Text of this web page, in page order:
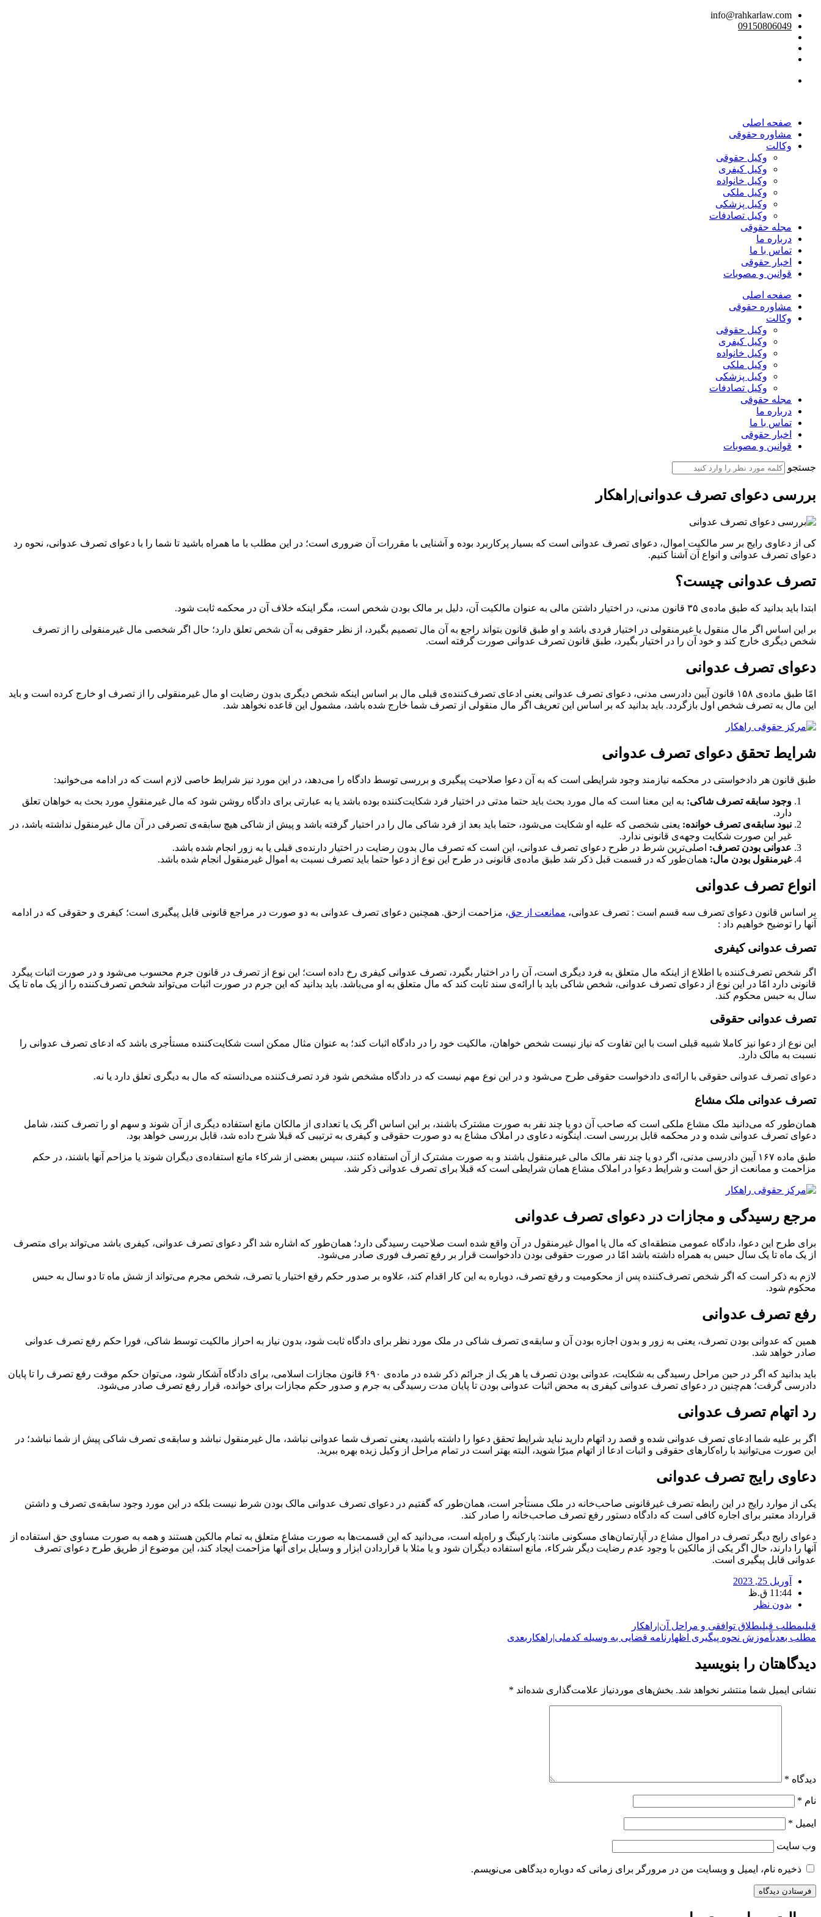
info@rahkarlaw.com
09150806049
صفحه اصلی
مشاوره حقوقی
وکالت
وکیل حقوقی
وکیل کیفری
وکیل خانواده
وکیل ملکی
وکیل پزشکی
وکیل تصادفات
مجله حقوقی
درباره ما
تماس با ما
اخبار حقوقی
قوانین و مصوبات
صفحه اصلی
مشاوره حقوقی
وکالت
وکیل حقوقی
وکیل کیفری
وکیل خانواده
وکیل ملکی
وکیل پزشکی
وکیل تصادفات
مجله حقوقی
درباره ما
تماس با ما
اخبار حقوقی
قوانین و مصوبات
جستجو
بررسی دعوای تصرف عدوانی|راهکار
کی از دعاوی رایج بر سر مالکیت اموال، دعوای تصرف عدوانی است که بسیار پرکاربرد بوده و آشنایی با مقررات آن ضروری است؛ در این مطلب با ما همراه باشید تا شما را با دعوای تصرف عدوانی، نحوه رد
دعوای تصرف عدوانی و انواع آن آشنا کنیم.
تصرف عدوانی چیست؟
ابتدا باید بدانید که طبق ماده‌ی ۳۵ قانون مدنی، در اختیار داشتن مالی به عنوان مالکیت آن، دلیل بر مالک بودن شخص است، مگر اینکه خلاف آن در محکمه ثابت شود.
بر این اساس اگر مال منقول یا غیرمنقولی در اختیار فردی باشد و او طبق قانون بتواند راجع به آن مال تصمیم بگیرد، از نظر حقوقی به آن شخص تعلق دارد؛ حال اگر شخصی مال غیرمنقولی را از تصرف
شخص دیگری خارج کند و خود آن را در اختیار بگیرد، طبق قانون تصرف عدوانی صورت گرفته است.
دعوای تصرف عدوانی
امّا طبق ماده‌ی ۱۵۸ قانون آیین دادرسی مدنی، دعوای تصرف عدوانی یعنی ادعای تصرف‌کننده‌ی قبلی مال بر اساس اینکه شخص دیگری بدون رضایت او مال غیرمنقولی را از تصرف او خارج کرده است و باید
این مال به تصرف شخص اول بازگردد. باید بدانید که بر اساس این تعریف اگر مال منقولی از تصرف شما خارج شده باشد، مشمول این قاعده نخواهد شد.
شرایط تحقق دعوای تصرف عدوانی
طبق قانون هر دادخواستی در محکمه نیازمند وجود شرایطی است که به آن دعوا صلاحیت پیگیری و بررسی توسط دادگاه را می‌دهد، در این مورد نیز شرایط خاصی لازم است که در ادامه می‌خوانید:
وجود سابقه تصرف شاکی: به این معنا است که مال مورد بحث باید حتما مدتی در اختیار فرد شکایت‌کننده بوده باشد یا به عبارتی برای دادگاه روشن شود که مال غیرمنقولِ مورد بحث به خواهان تعلق
دارد.
نبود سابقه‌ی تصرف خوانده: یعنی شخصی که علیه او شکایت می‌شود، حتما باید بعد از فرد شاکی مال را در اختیار گرفته باشد و پیش از شاکی هیچ سابقه‌ی تصرفی در آن مال غیرمنقول نداشته باشد، در
غیر این صورت شکایت وجهه‌ی قانونی ندارد.
عدوانی بودن تصرف: اصلی‌ترین شرط در طرح دعوای تصرف عدوانی، این است که تصرف مال بدون رضایت در اختیار دارنده‌ی قبلی یا به زور انجام شده باشد.
غیرمنقول بودن مال: همان‌طور که در قسمت قبل ذکر شد طبق ماده‌ی قانونی در طرح این نوع از دعوا حتما باید تصرف نسبت به اموال غیرمنقول انجام شده باشد.
انواع تصرف عدوانی
بر اساس قانون دعوای تصرف سه قسم است : تصرف عدوانی، ممانعت از حق، مزاحمت ازحق. همچنین دعوای تصرف عدوانی به دو صورت در مراجع قانونی قابل پیگیری است؛ کیفری و حقوقی که در ادامه
آنها را توضیح خواهیم داد :
تصرف عدوانی کیفری
اگر شخص تصرف‌کننده با اطلاع از اینکه مال متعلق به فرد دیگری است، آن را در اختیار بگیرد، تصرف عدوانی کیفری رخ داده است؛ این نوع از تصرف در قانون جرم محسوب می‌شود و در صورت اثبات پیگرد
قانونی دارد امّا در این نوع از دعوای تصرف عدوانی، شخص شاکی باید با ارائه‌ی سند ثابت کند که مال متعلق به او می‌باشد. باید بدانید که این جرم در صورت اثبات می‌تواند شخص تصرف‌کننده را از یک ماه تا یک
سال به حبس محکوم کند.
تصرف عدوانی حقوقی
این نوع از دعوا نیز کاملا شبیه قبلی است با این تفاوت که نیاز نیست شخص خواهان، مالکیت خود را در دادگاه اثبات کند؛ به عنوان مثال ممکن است شکایت‌کننده مستأجری باشد که ادعای تصرف عدوانی را
نسبت به مالک دارد.
دعوای تصرف عدوانی حقوقی با ارائه‌ی دادخواست حقوقی طرح می‌شود و در این نوع مهم نیست که در دادگاه مشخص شود فرد تصرف‌کننده می‌دانسته که مال به دیگری تعلق دارد یا نه.
تصرف عدوانی ملک مشاع
همان‌طور که می‌دانید ملک مشاع ملکی است که صاحب آن دو یا چند نفر به صورت مشترک باشند، بر این اساس اگر یک یا تعدادی از مالکان مانع استفاده دیگری از آن شوند و سهم او را تصرف کنند، شامل
دعوای تصرف عدوانی شده و در محکمه قابل بررسی است. اینگونه دعاوی در املاک مشاع به دو صورت حقوقی و کیفری به ترتیبی که قبلا شرح داده شد، قابل بررسی خواهد بود.
طبق ماده ۱۶۷ آیین دادرسی مدنی، اگر دو یا چند نفر مالک مالی غیرمنقول باشند و به صورت مشترک از آن استفاده کنند، سپس بعضی از شرکاء مانع استفاده‌ی دیگران شوند یا مزاحم آنها باشند، در حکم
مزاحمت و ممانعت از حق است و شرایط دعوا در املاک مشاع همان شرایطی است که قبلا برای تصرف عدوانی ذکر شد.
مرجع رسیدگی و مجازات در دعوای تصرف عدوانی
برای طرح این دعوا، دادگاه عمومی منطقه‌ای که مال یا اموال غیرمنقول در آن واقع شده است صلاحیت رسیدگی دارد؛ همان‌طور که اشاره شد اگر دعوای تصرف عدوانی، کیفری باشد می‌تواند برای متصرف
از یک ماه تا یک سال حبس به همراه داشته باشد امّا در صورت حقوقی بودن دادخواست قرار بر رفع تصرف فوری صادر می‌شود.
لازم به ذکر است که اگر شخص تصرف‌کننده پس از محکومیت و رفع تصرف، دوباره به این کار اقدام کند، علاوه بر صدور حکم رفع اختیار یا تصرف، شخص مجرم می‌تواند از شش ماه تا دو سال به حبس
محکوم شود.
رفع تصرف عدوانی
همین که عدوانی بودن تصرف، یعنی به زور و بدون اجازه بودن آن و سابقه‌ی تصرف شاکی در ملک مورد نظر برای دادگاه ثابت شود، بدون نیاز به احراز مالکیت توسط شاکی، فورا حکم رفع تصرف عدوانی
صادر خواهد شد.
باید بدانید که اگر در حین مراحل رسیدگی به شکایت، عدوانی بودن تصرف یا هر یک از جرائم ذکر شده در ماده‌ی ۶۹۰ قانون مجازات اسلامی، برای دادگاه آشکار شود، می‌توان حکم موقت رفع تصرف را تا پایان
دادرسی گرفت؛ هم‌چنین در دعوای تصرف عدوانی کیفری به محض اثبات عدوانی بودن تا پایان مدت رسیدگی به جرم و صدور حکم مجازات برای خوانده، قرار رفع تصرف صادر می‌شود.
رد اتهام تصرف عدوانی
اگر بر علیه شما ادعای تصرف عدوانی شده و قصد رد اتهام دارید نباید شرایط تحقق دعوا را داشته باشید، یعنی تصرف شما عدوانی نباشد، مال غیرمنقول نباشد و سابقه‌ی تصرف شاکی پیش از شما نباشد؛ در
این صورت می‌توانید با راه‌کارهای حقوقی و اثبات ادعا از اتهام مبرّا شوید، البته بهتر است در تمام مراحل از وکیل زبده بهره ببرید.
دعاوی رایج تصرف عدوانی
یکی از موارد رایج در این رابطه تصرف غیرقانونی صاحب‌خانه در ملک مستأجر است، همان‌طور که گفتیم در دعوای تصرف عدوانی مالک بودن شرط نیست بلکه در این مورد وجود سابقه‌ی تصرف و داشتن
قرارداد معتبر برای اجاره کافی است که دادگاه دستور رفع تصرف صاحب‌خانه را صادر کند.
دعوای رایج دیگر تصرف در اموال مشاع در آپارتمان‌های مسکونی مانند: پارکینگ و راه‌پله است، می‌دانید که این قسمت‌ها به صورت مشاع متعلق به تمام مالکین هستند و همه به صورت مساوی حق استفاده از
آنها را دارند، حال اگر یکی از مالکین با وجود عدم رضایت دیگر شرکاء، مانع استفاده دیگران شود و یا مثلا با قراردادن ابزار و وسایل برای آنها مزاحمت ایجاد کند، این موضوع از طریق طرح دعوای تصرف
عدوانی قابل پیگیری است.
آوریل 25, 2023
11:44 ق.ظ
بدون نظر
قبلیمطلب قبلیطلاق توافقی و مراحل آن|راهکار
مطلب بعدیآموزش نحوه پیگیری اظهارنامه قضایی به وسیله کدملی|راهکار بعدی
دیدگاهتان را بنویسید
نشانی ایمیل شما منتشر نخواهد شد. بخش‌های موردنیاز علامت‌گذاری شده‌اند *
دیدگاه *
نام *
ایمیل *
وب‌ سایت
ذخیره نام، ایمیل و وبسایت من در مرورگر برای زمانی که دوباره دیدگاهی می‌نویسم.